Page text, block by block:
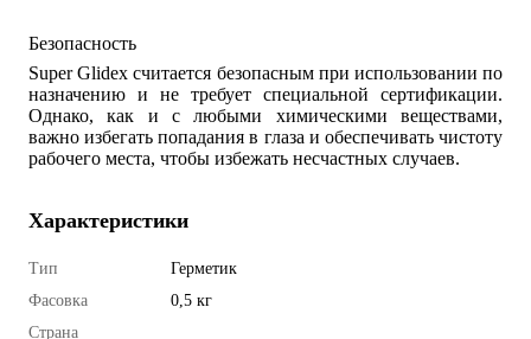
Безопасность
Super Glidex считается безопасным при использовании по
назначению и не требует специальной сертификации.
Однако, как и с любыми химическими веществами,
важно избегать попадания в глаза и обеспечивать чистоту
рабочего места, чтобы избежать несчастных случаев.
Характеристики
Тип
Герметик
Фасовка
0,5 кг
Страна